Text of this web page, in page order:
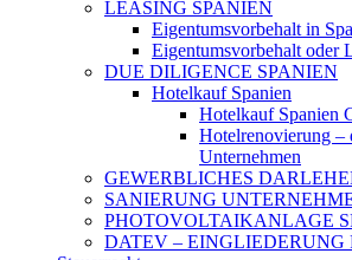
LEASING SPANIEN
Eigentumsvorbehalt in
Eigentumsvorbehalt oder
DUE DILIGENCE SPANIEN
Hotelkauf Spanien
Hotelkauf Spanien
Hotelrenovierung –
Unternehmen
GEWERBLICHES
SANIERUNG
PHOTOVOLTAIKANLAGE
DATEV – EINGLIEDERUNG